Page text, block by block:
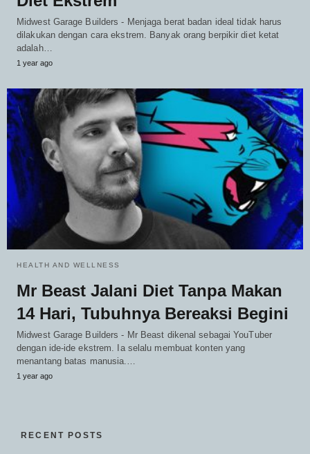
Midwest Garage Builders - Menjaga berat badan ideal tidak harus
dilakukan dengan cara ekstrem. Banyak orang berpikir diet ketat
adalah…
1 year ago
HEALTH AND WELLNESS
Mr Beast Jalani Diet Tanpa Makan
14 Hari, Tubuhnya Bereaksi Begini
Midwest Garage Builders - Mr Beast dikenal sebagai YouTuber
dengan ide-ide ekstrem. Ia selalu membuat konten yang
menantang batas manusia.…
1 year ago
RECENT POSTS